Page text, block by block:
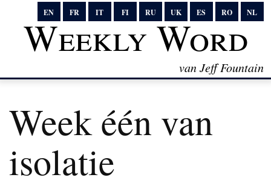
EN FR IT FI RU UK ES RO NL
Weekly Word
van Jeff Fountain
Week één van
isolatie